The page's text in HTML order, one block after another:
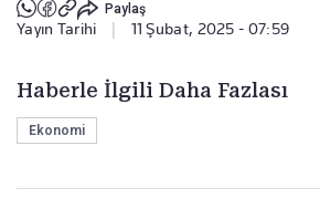
Paylaş
Yayın Tarihi 11 Şubat, 2025 - 07:59
Haberle İlgili Daha Fazlası
Ekonomi